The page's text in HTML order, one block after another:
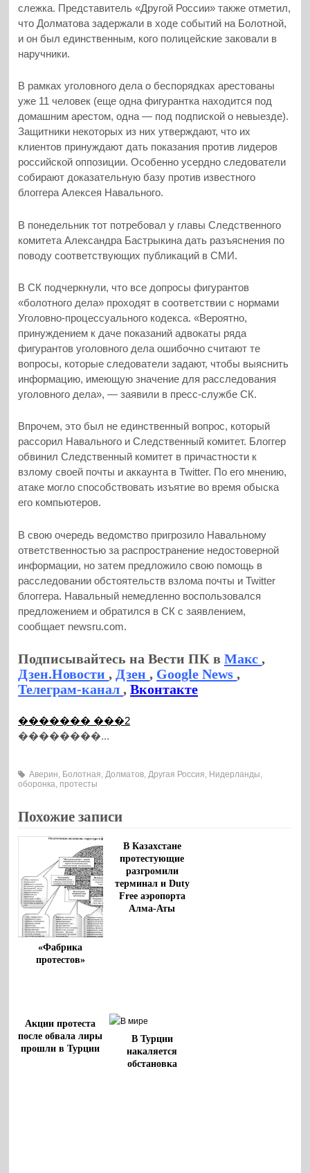
слежка. Представитель «Другой России» также отметил,
что Долматова задержали в ходе событий на Болотной,
и он был единственным, кого полицейские заковали в
наручники.
В рамках уголовного дела о беспорядках арестованы
уже 11 человек (еще одна фигурантка находится под
домашним арестом, одна — под подпиской о невыезде).
Защитники некоторых из них утверждают, что их
клиентов принуждают дать показания против лидеров
российской оппозиции. Особенно усердно следователи
собирают доказательную базу против известного
блоггера Алексея Навального.
В понедельник тот потребовал у главы Следственного
комитета Александра Бастрыкина дать разъяснения по
поводу соответствующих публикаций в СМИ.
В СК подчеркнули, что все допросы фигурантов
«болотного дела» проходят в соответствии с нормами
Уголовно-процессуального кодекса. «Вероятно,
принуждением к даче показаний адвокаты ряда
фигурантов уголовного дела ошибочно считают те
вопросы, которые следователи задают, чтобы выяснить
информацию, имеющую значение для расследования
уголовного дела», — заявили в пресс-службе СК.
Впрочем, это был не единственный вопрос, который
рассорил Навального и Следственный комитет. Блоггер
обвинил Следственный комитет в причастности к
взлому своей почты и аккаунта в Twitter. По его мнению,
атаке могло способствовать изъятие во время обыска
его компьютеров.
В свою очередь ведомство пригрозило Навальному
ответственностью за распространение недостоверной
информации, но затем предложило свою помощь в
расследовании обстоятельств взлома почты и Twitter
блоггера. Навальный немедленно воспользовался
предложением и обратился в СК с заявлением,
сообщает newsru.com.
Подписывайтесь на Вести ПК вМакс,
Дзен.Новости, Дзен, Google News,
Телеграм-канал,Вконтакте
������� ���2
��������...
Аверин, Болотная,Долматов,Другая Россия, Нидерланды,
оборонка, протесты
Похожие записи
«Фабрика
протестов»
В Казахстане
протестующие
разгромили
терминал и Duty
Free аэропорта
Алма-Аты
Акции протеста
после обвала лиры
прошли в Турции
В Турции
накаляется
обстановка